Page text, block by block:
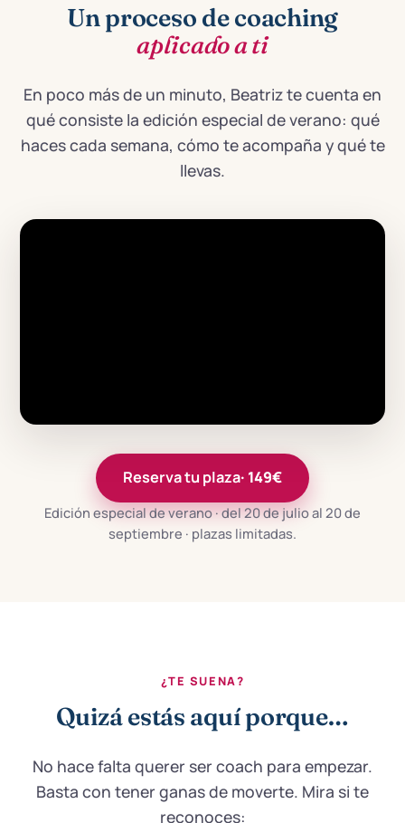
Un proceso de coaching
aplicado a ti
En poco más de un minuto, Beatriz te cuenta en
qué consiste la edición especial de verano: qué
haces cada semana, cómo te acompaña y qué te
llevas.
Reserva tu plaza· 149€
Edición especial de verano · del 20 de julio al 20 de
septiembre · plazas limitadas.
¿TE SUENA?
Quizá estás aquí porque…
No hace falta querer ser coach para empezar.
Basta con tener ganas de moverte. Mira si te
reconoces: